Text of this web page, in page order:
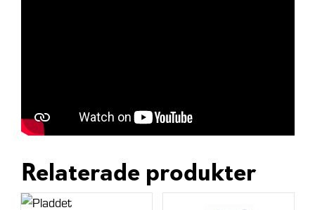
Relaterade produkter